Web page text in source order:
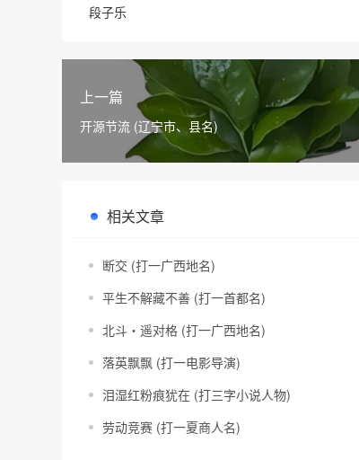
段子乐
上一篇
开源节流 (辽宁市、县名)
相关文章
断交 (打一广西地名)
平生不解藏不善 (打一首都名)
北斗・遥对格 (打一广西地名)
落英飘飘 (打一电影导演)
泪湿红粉痕犹在 (打三字小说人物)
劳动竞赛 (打一夏商人名)